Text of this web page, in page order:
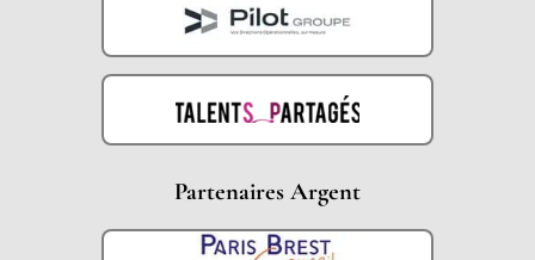
Partenaires Argent